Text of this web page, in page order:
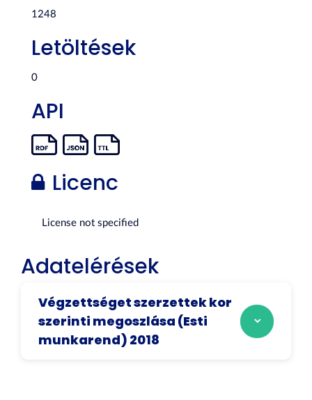
1248
Letöltések
0
API
Licenc
License not specified
Adatelérések
Végzettséget szerzettek kor
szerinti megoszlása (Esti
munkarend) 2018